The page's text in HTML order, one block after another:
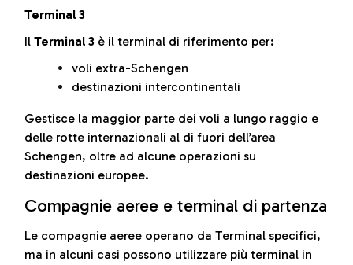
Terminal 3
Il Terminal 3 è il terminal di riferimento per:
voli extra-Schengen
destinazioni intercontinentali
Gestisce la maggior parte dei voli a lungo raggio e
delle rotte internazionali al di fuori dell’area
Schengen, oltre ad alcune operazioni su
destinazioni europee.
Compagnie aeree e terminal di partenza
Le compagnie aeree operano da Terminal specifici,
ma in alcuni casi possono utilizzare più terminal in